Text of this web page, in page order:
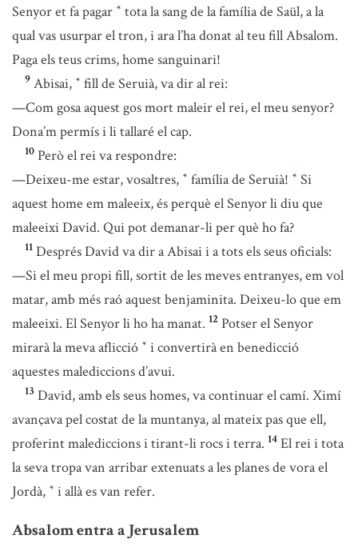
Senyor et fa pagar * tota la sang de la família de Saül, a la
qual vas usurpar el tron, i ara l’ha donat al teu fill Absalom.
Paga els teus crims, home sanguinari!
9 Abisai, * fill de Seruià, va dir al rei:
—Com gosa aquest gos mort maleir el rei, el meu senyor?
Dona’m permís i li tallaré el cap.
10 Però el rei va respondre:
—Deixeu-me estar, vosaltres, * família de Seruià! * Si
aquest home em maleeix, és perquè el Senyor li diu que
maleeixi David. Qui pot demanar-li per què ho fa?
11 Després David va dir a Abisai i a tots els seus oficials:
—Si el meu propi fill, sortit de les meves entranyes, em vol
matar, amb més raó aquest benjaminita. Deixeu-lo que em
maleeixi. El Senyor li ho ha manat. 12 Potser el Senyor
mirarà la meva aflicció * i convertirà en benedicció
aquestes malediccions d’avui.
13 David, amb els seus homes, va continuar el camí. Ximí
avançava pel costat de la muntanya, al mateix pas que ell,
proferint malediccions i tirant-li rocs i terra. 14 El rei i tota
la seva tropa van arribar extenuats a les planes de vora el
Jordà, * i allà es van refer.
Absalom entra a Jerusalem